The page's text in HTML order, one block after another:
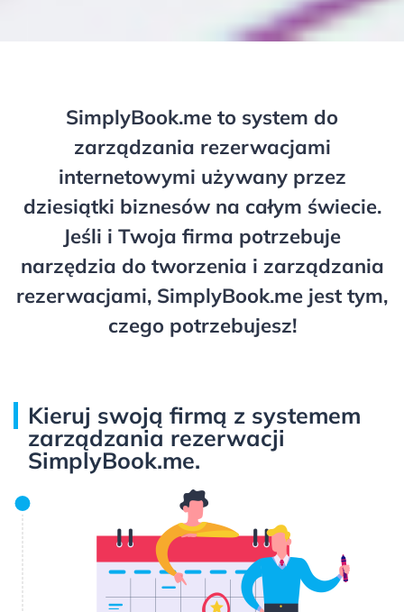
SimplyBook.me to system do
zarządzania rezerwacjami
internetowymi używany przez
dziesiątki biznesów na całym świecie.
Jeśli i Twoja firma potrzebuje
narzędzia do tworzenia i zarządzania
rezerwacjami, SimplyBook.me jest tym,
czego potrzebujesz!
Kieruj swoją firmą z systemem
zarządzania rezerwacji
SimplyBook.me.